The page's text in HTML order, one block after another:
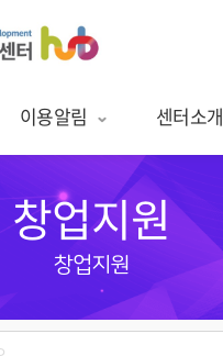
이용알림 센터소개
창업지원
창업지원